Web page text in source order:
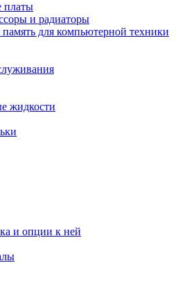
платы
и радиаторы
для компьютерной техники
жидкости
и опции к ней